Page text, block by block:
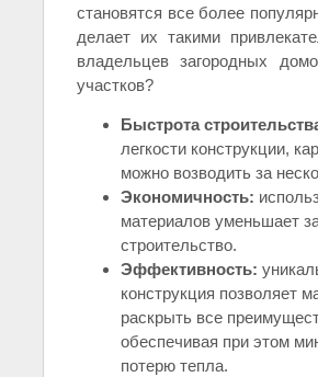
становятся все более
делает их такими
владельцев загородных
участков?
Быстрота
легкости конструкции,
можно возводить за
Экономичность:
материалов уменьшает
строительство.
Эффективность:
конструкция позволяет
раскрыть все
обеспечивая при этом
потерю тепла.